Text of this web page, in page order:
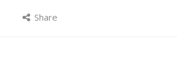
Share